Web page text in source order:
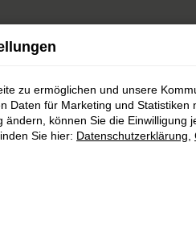
zu ermöglichen und unsere
Daten für Marketing und Statistiken
können Sie die Einwilligung
Sie hier: Datenschutzerklärung